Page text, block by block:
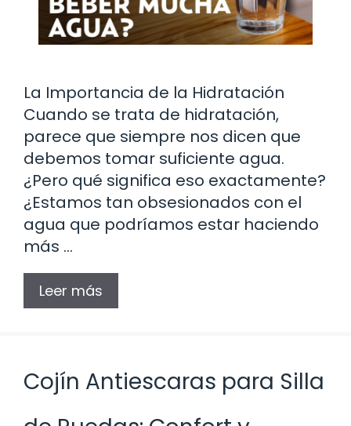
La Importancia de la Hidratación
Cuando se trata de hidratación,
parece que siempre nos dicen que
debemos tomar suficiente agua.
¿Pero qué significa eso exactamente?
¿Estamos tan obsesionados con el
agua que podríamos estar haciendo
más …
Leer más
Cojín Antiescaras para Silla